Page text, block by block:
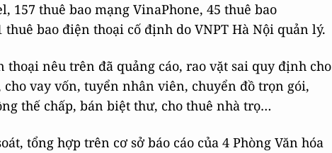
157 thuê bao mạng VinaPhone, 45 thuê bao
bao điện thoại cố định do VNPT Hà Nội quản lý.
nêu trên đã quảng cáo, rao vặt sai quy định cho
vay vốn, tuyển nhân viên, chuyển đồ trọn gói,
thế chấp, bán biệt thư, cho thuê nhà trọ…
tổng hợp trên cơ sở báo cáo của 4 Phòng Văn hóa